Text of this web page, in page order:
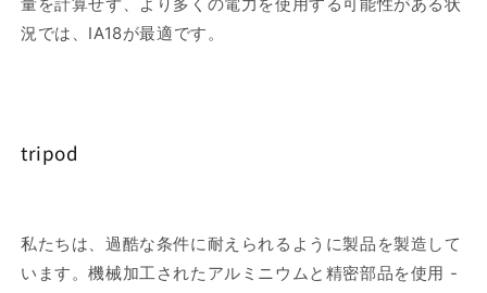
況では、IA18が最適です。
tripod
私たちは、過酷な条件に耐えられるように製品を製造して
います。機械加工されたアルミニウムと精密部品を使用 -